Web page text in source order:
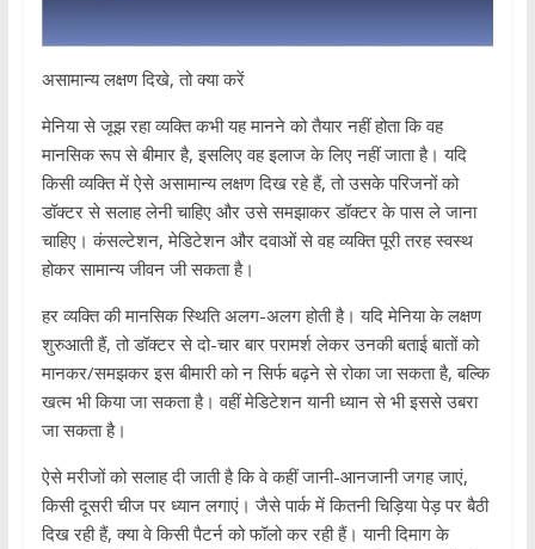
असामान्य लक्षण दिखे, तो क्या करें
मेनिया से जूझ रहा व्यक्ति कभी यह मानने को तैयार नहीं होता कि वह
मानसिक रूप से बीमार है, इसलिए वह इलाज के लिए नहीं जाता है। यदि
किसी व्यक्ति में ऐसे असामान्य लक्षण दिख रहे हैं, तो उसके परिजनों को
डॉक्टर से सलाह लेनी चाहिए और उसे समझाकर डॉक्टर के पास ले जाना
चाहिए। कंसल्टेशन, मेडिटेशन और दवाओं से वह व्यक्ति पूरी तरह स्वस्थ
होकर सामान्य जीवन जी सकता है।
हर व्यक्ति की मानसिक स्थिति अलग-अलग होती है। यदि मेनिया के लक्षण
शुरुआती हैं, तो डॉक्टर से दो-चार बार परामर्श लेकर उनकी बताई बातों को
मानकर/समझकर इस बीमारी को न सिर्फ बढ़ने से रोका जा सकता है, बल्कि
खत्म भी किया जा सकता है। वहीं मेडिटेशन यानी ध्यान से भी इससे उबरा
जा सकता है।
ऐसे मरीजों को सलाह दी जाती है कि वे कहीं जानी-आनजानी जगह जाएं,
किसी दूसरी चीज पर ध्यान लगाएं। जैसे पार्क में कितनी चिड़िया पेड़ पर बैठी
दिख रही हैं, क्या वे किसी पैटर्न को फॉलो कर रही हैं। यानी दिमाग के